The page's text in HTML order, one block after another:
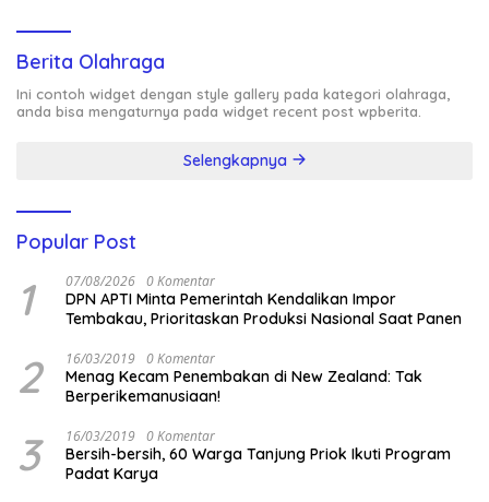
Berita Olahraga
Ini contoh widget dengan style gallery pada kategori olahraga,
anda bisa mengaturnya pada widget recent post wpberita.
Selengkapnya
Popular Post
1 07/08/2026 0 Komentar
DPN APTI Minta Pemerintah Kendalikan Impor
Tembakau, Prioritaskan Produksi Nasional Saat Panen
2 16/03/2019 0 Komentar
Menag Kecam Penembakan di New Zealand: Tak
Berperikemanusiaan!
3 16/03/2019 0 Komentar
Bersih-bersih, 60 Warga Tanjung Priok Ikuti Program
Padat Karya